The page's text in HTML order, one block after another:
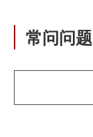
常问问题